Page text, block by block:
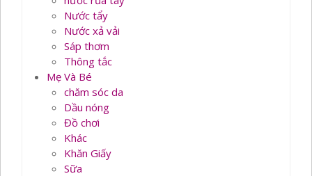
Nước tẩy
Nước xả vải
Sáp thơm
Thông tắc
Mẹ Và Bé
chăm sóc da
Dầu nóng
Đồ chơi
Khác
Khăn Giấy
Sữa